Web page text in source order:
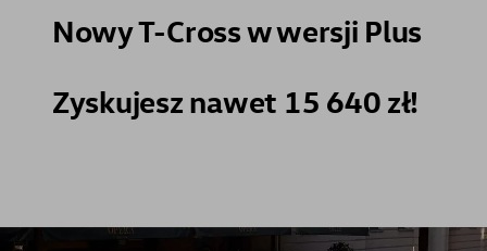
Nowy T-Cross w wersji Plus
Zyskujesz nawet 15 640 zł!